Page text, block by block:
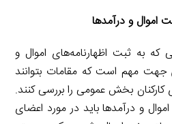
و درآمدها
به ثبت اظهارنامه‌های اموال و
جهت مهم است که مقامات بتوانند
کارکنان بخش عمومی را بررسی کنند.
اموال و درآمدها باید در مورد اعضای